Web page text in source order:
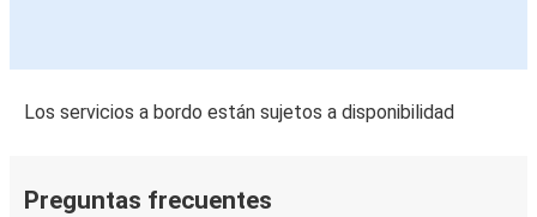
Los servicios a bordo están sujetos a disponibilidad
Preguntas frecuentes